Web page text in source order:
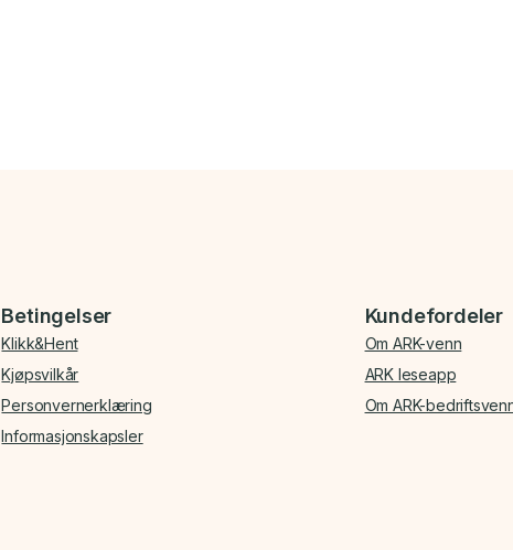
Betingelser
Klikk&Hent
Kjøpsvilkår
Personvernerklæring
Informasjonskapsler
Kundefordeler
Om ARK-venn
ARK leseapp
Om ARK-